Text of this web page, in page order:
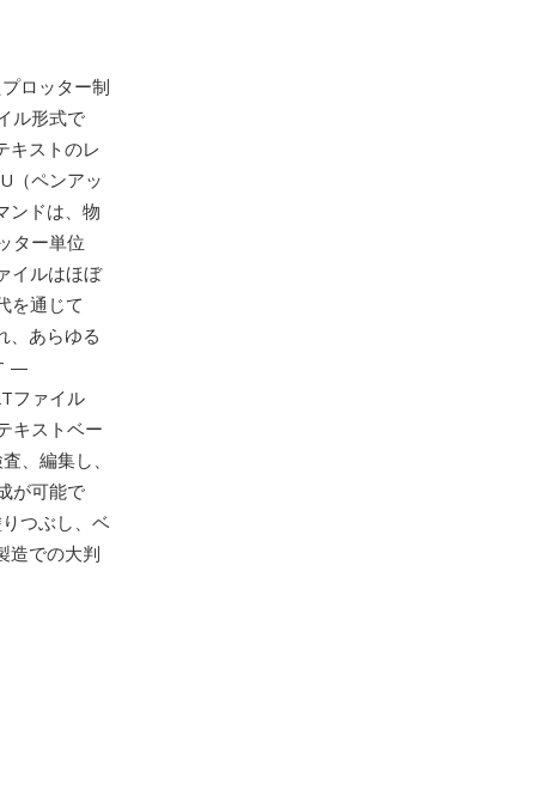
ロッター制
ル形式で
キストのレ
（ペンアッ
ンドは、物
ター単位
イルはほぼ
を通じて
、あらゆる
—
ファイル
キストベー
、編集し、
が可能で
つぶし、ベ
造での大判